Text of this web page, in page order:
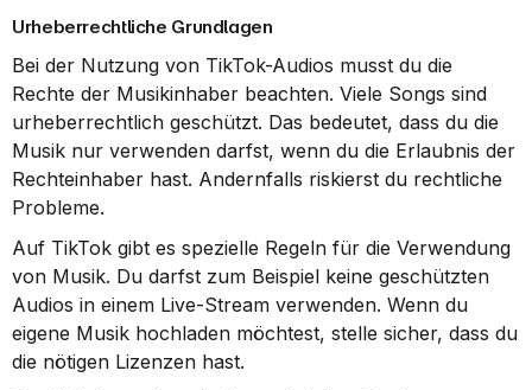
Urheberrechtliche Grundlagen
Bei der Nutzung von TikTok-Audios musst du die
Rechte der Musikinhaber beachten. Viele Songs sind
urheberrechtlich geschützt. Das bedeutet, dass du die
Musik nur verwenden darfst, wenn du die Erlaubnis der
Rechteinhaber hast. Andernfalls riskierst du rechtliche
Probleme.
Auf TikTok gibt es spezielle Regeln für die Verwendung
von Musik. Du darfst zum Beispiel keine geschützten
Audios in einem Live-Stream verwenden. Wenn du
eigene Musik hochladen möchtest, stelle sicher, dass du
die nötigen Lizenzen hast.